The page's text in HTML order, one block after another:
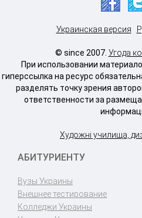
Украинская версия
© since 2007. Угода
При использовании
гиперссылка на ресурс
разделять точку зрения
ответственности за
Художні училища,
АБИТУРИЕНТУ
Вузы Украины
Внешнее тестирование
Колледжи Украины